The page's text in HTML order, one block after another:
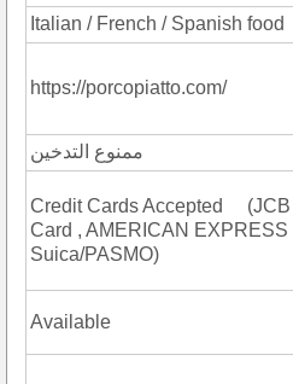
Italian / French / Spanish food
https://porcopiatto.com/
ممنوع التدخين
Credit Cards Accepted (JCB
Card , AMERICAN EXPRESS
Suica/PASMO)
Available